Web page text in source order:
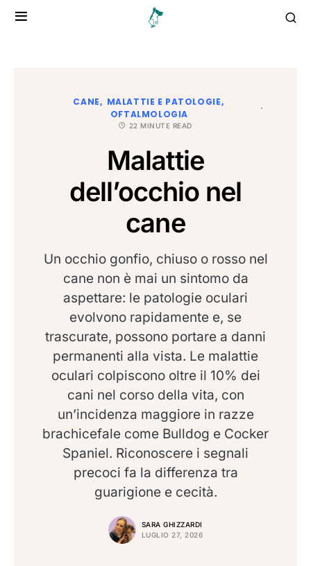
CANE
MALATTIE E PATOLOGIE
OFTALMOLOGIA
22 MINUTE READ
Malattie
dell’occhio nel
cane
Un occhio gonfio, chiuso o rosso nel
cane non è mai un sintomo da
aspettare: le patologie oculari
evolvono rapidamente e, se
trascurate, possono portare a danni
permanenti alla vista. Le malattie
oculari colpiscono oltre il 10% dei
cani nel corso della vita, con
un’incidenza maggiore in razze
brachicefale come Bulldog e Cocker
Spaniel. Riconoscere i segnali
precoci fa la differenza tra
guarigione e cecità.
SARA GHIZZARDI
LUGLIO 27, 2026